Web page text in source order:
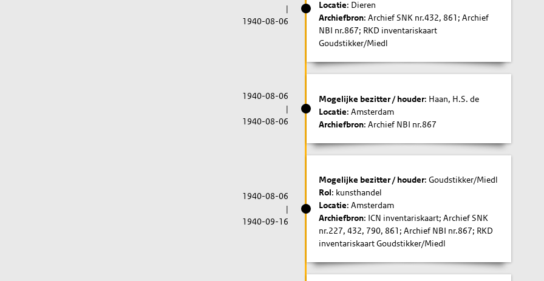
|
1940-08-06
Locatie: Dieren
Archiefbron: Archief SNK nr.432, 861; Archief
NBI nr.867; RKD inventariskaart
Goudstikker/Miedl
1940-08-06
|
1940-08-06
Mogelijke bezitter / houder: Haan, H.S. de
Locatie: Amsterdam
Archiefbron: Archief NBI nr.867
1940-08-06
|
1940-09-16
Mogelijke bezitter / houder: Goudstikker/Miedl
Rol: kunsthandel
Locatie: Amsterdam
Archiefbron: ICN inventariskaart; Archief SNK
nr.227, 432, 790, 861; Archief NBI nr.867; RKD
inventariskaart Goudstikker/Miedl